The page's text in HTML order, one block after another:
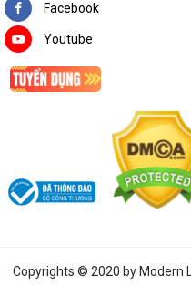
Facebook
Youtube
Copyrights © 2020 by Modern